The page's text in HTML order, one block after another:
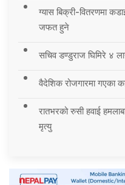
ग्यास बिक्री-वितरणमा
जफत हुने
सचिव डण्डुराज घिमिरे ४
वैदेशिक रोजगारमा गएका
रातभरको रुसी हवाई
मृत्यु